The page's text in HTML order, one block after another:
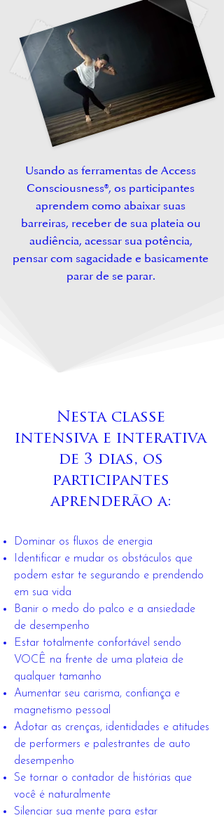
Usando as ferramentas de Access
Consciousness®, os participantes
aprendem como abaixar suas
barreiras, receber de sua plateia ou
audiência, acessar sua potência,
pensar com sagacidade e basicamente
parar de se parar.
Nesta classe
intensiva e interativa
de 3 dias, os
participantes
aprenderão a:
Dominar os fluxos de energia
Identificar e mudar os obstáculos que
podem estar te segurando e prendendo
em sua vida
Banir o medo do palco e a ansiedade
de desempenho
Estar totalmente confortável sendo
VOCÊ na frente de uma plateia de
qualquer tamanho
Aumentar seu carisma, confiança e
magnetismo pessoal
Adotar as crenças, identidades e atitudes
de performers e palestrantes de auto
desempenho
Se tornar o contador de histórias que
você é naturalmente
Silenciar sua mente para estar